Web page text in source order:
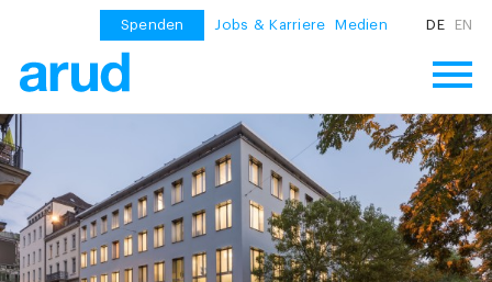
Spenden Jobs & Karriere Medien DE EN